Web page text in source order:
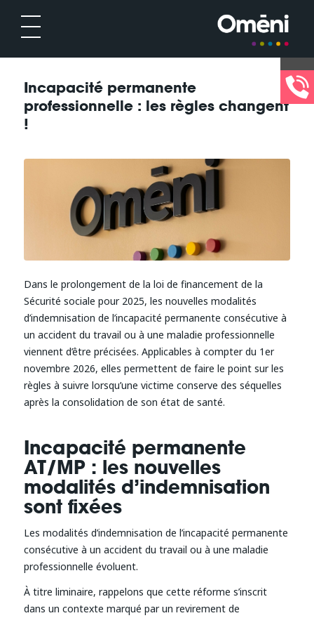
Incapacité permanente
professionnelle : les règles changent
!
Dans le prolongement de la loi de financement de la
Sécurité sociale pour 2025, les nouvelles modalités
d’indemnisation de l’incapacité permanente consécutive à
un accident du travail ou à une maladie professionnelle
viennent d’être précisées. Applicables à compter du 1er
novembre 2026, elles permettent de faire le point sur les
règles à suivre lorsqu’une victime conserve des séquelles
après la consolidation de son état de santé.
Incapacité permanente
AT/MP : les nouvelles
modalités d’indemnisation
sont fixées
Les modalités d’indemnisation de l’incapacité permanente
consécutive à un accident du travail ou à une maladie
professionnelle évoluent.
À titre liminaire, rappelons que cette réforme s’inscrit
dans un contexte marqué par un revirement de